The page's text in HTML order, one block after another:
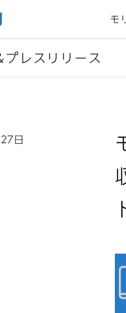
モ
プレスリリース
日